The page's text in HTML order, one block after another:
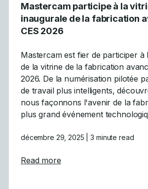
Mastercam participe à la
inaugurale de la fabrication
CES 2026
Mastercam est fier de participer à
de la vitrine de la fabrication
2026. De la numérisation pilotée
de travail plus intelligents,
nous façonnons l'avenir de la
plus grand événement
décembre 29, 2025 | 3 minute read
Read moreabout Mastercam